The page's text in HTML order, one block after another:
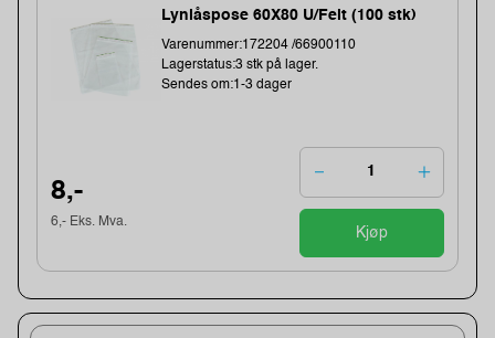
Lynlåspose 60X80 U/Felt (100 stk)
Varenummer:172204 /66900110
Lagerstatus:3 stk på lager.
Sendes om:1-3 dager
8,-
6,- Eks. Mva.
Kjøp